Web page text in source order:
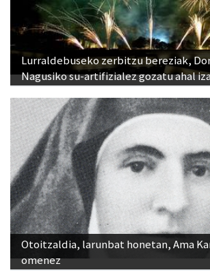
Lurraldebuseko zerbitzu bereziak,
Nagusiko su-artifizialez gozatu ahal
Otoitzaldia, larunbat honetan, Ama
omenez